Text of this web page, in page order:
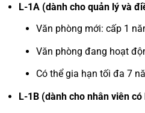
L-1A (dành cho quản lý và
Văn phòng mới: cấp 1
Văn phòng đang hoạt
Có thể gia hạn tối đa 7
L-1B (dành cho nhân viên